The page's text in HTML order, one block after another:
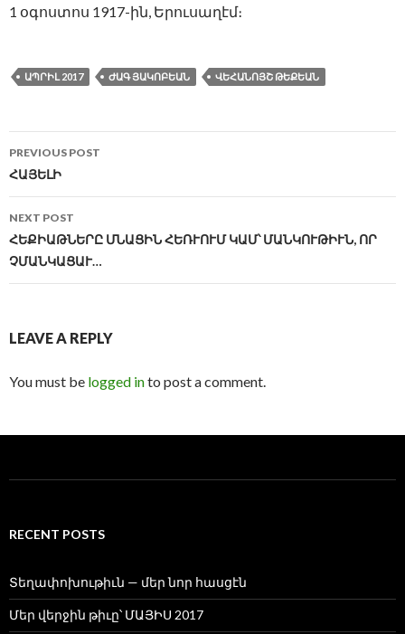
1 օգոստոս 1917-ին, Երուսաղէմ։
ԱՊՐԻԼ 2017 ԺԱԳ ՅԱԿՈԲԵԱՆ ՎԵՀԱՆՈՅՇ ԹԵՔԵԱՆ
Post
navigation
PREVIOUS POST
ՀԱՅԵԼԻ
NEXT POST
ՀԵՔԻԱԹՆԵՐԸ ՄՆԱՑԻՆ ՀԵՌՒՈՒՄ ԿԱՄ՝ ՄԱՆԿՈՒԹԻՒՆ, ՈՐ
ՉՄԱՆԿԱՑԱՒ…
LEAVE A REPLY
You must be logged into post a comment.
RECENT POSTS
Տեղափոխութիւն — մեր նոր հասցէն
Մեր վերջին թիւը՝ ՄԱՅԻՍ 2017